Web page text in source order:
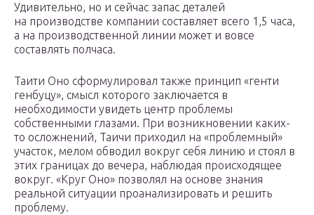
Удивительно, но и сейчас запас деталей
на производстве компании составляет всего 1,5 часа,
а на производственной линии может и вовсе
составлять полчаса.
Таити Оно сформулировал также принцип «генти
генбуцу», смысл которого заключается в
необходимости увидеть центр проблемы
собственными глазами. При возникновении каких-
то осложнений, Таичи приходил на «проблемный»
участок, мелом обводил вокруг себя линию и стоял в
этих границах до вечера, наблюдая происходящее
вокруг. «Круг Оно» позволял на основе знания
реальной ситуации проанализировать и решить
проблему.